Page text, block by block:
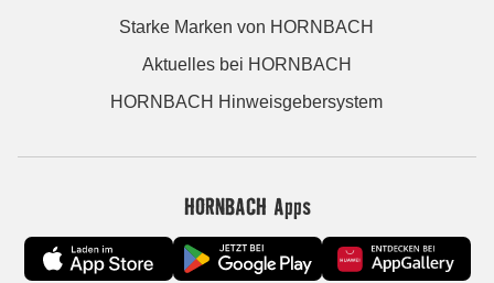
Starke Marken von HORNBACH
Aktuelles bei HORNBACH
HORNBACH Hinweisgebersystem
HORNBACH Apps